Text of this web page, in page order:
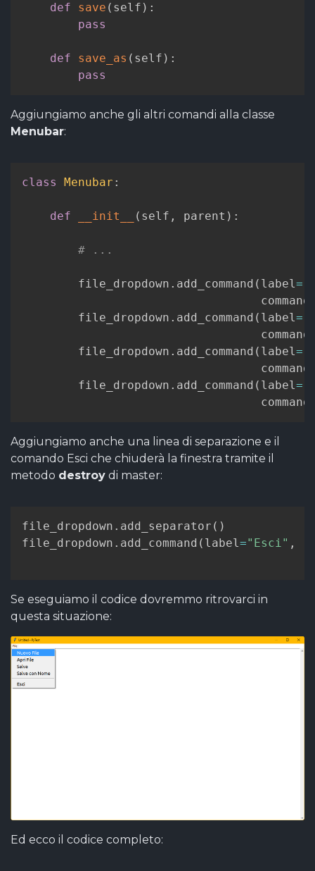
def save ( self ) :
pass
def save_as ( self ) :
pass
Aggiungiamo anche gli altri comandi alla classe
Menubar:
class Menubar :
def __init__ ( self , parent ) :
# ...
        file_dropdown
. add_command ( label=
                                  command
        file_dropdown
. add_command ( label=
                                  command
        file_dropdown
. add_command ( label=
                                  command
        file_dropdown
. add_command ( label=
                                  command
Aggiungiamo anche una linea di separazione e il
comando Esci che chiuderà la finestra tramite il
metodo destroy di master:
file_dropdown . add_separator ( )
file_dropdown . add_command ( label="Esci" ,
Se eseguiamo il codice dovremmo ritrovarci in
questa situazione:
Ed ecco il codice completo: